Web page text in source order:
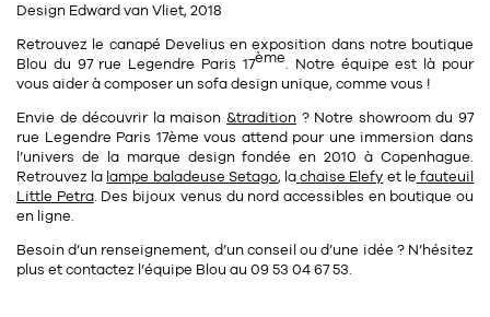
Design Edward van Vliet, 2018
Retrouvez le canapé Develius en exposition dans notre boutique
Blou du 97 rue Legendre Paris 17ème. Notre équipe est là pour
vous aider à composer un sofa design unique, comme vous !
Envie de découvrir la maison &tradition ? Notre showroomdu97
rue Legendre Paris 17ème vous attend pour une immersion dans
l’univers de la marque design fondée en 2010 à Copenhague.
Retrouvez la lampe baladeuse Setago, lachaise Elefy et le fauteuil
Little Petra. Des bijoux venus du nord accessibles en boutique ou
en ligne.
Besoin d’un renseignement, d’un conseil ou d’une idée ? N’hésitez
plus et contactez l’équipe Blou au 09 53 04 67 53.